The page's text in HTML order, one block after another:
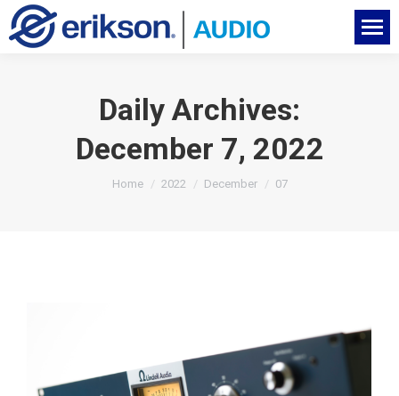
Daily Archives:
December 7, 2022
You are here:
Home 2022 December 07